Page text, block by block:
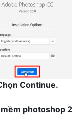
Continue.
photoshop